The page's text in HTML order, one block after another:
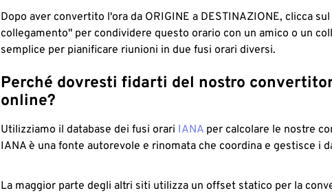
Dopo aver convertito l'ora da ORIGINE a DESTINAZIONE, clicca
collegamento" per condividere questo orario con un amico o un
semplice per pianificare riunioni in due fusi orari diversi.
Perché dovresti fidarti del nostro
online?
Utilizziamo il database dei fusi orari IANA per calcolare le nostre
IANA è una fonte autorevole e rinomata che coordina e gestisce i
La maggior parte degli altri siti utilizza un offset statico per la